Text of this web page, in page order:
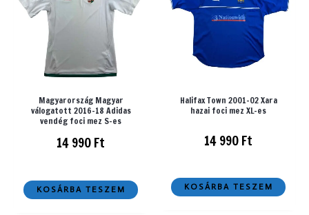
Magyarország Magyar
válogatott 2016-18 Adidas
vendég foci mez S-es
14 990Ft
KOSÁRBA TESZEM
Halifax Town 2001-02 Xara
hazai foci mez XL-es
14 990Ft
KOSÁRBA TESZEM